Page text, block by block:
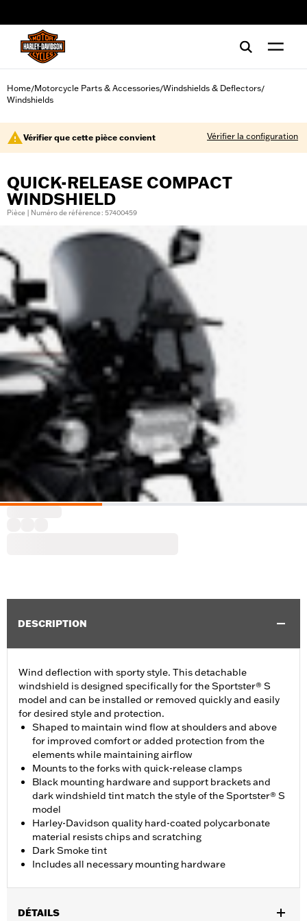
Home/Motorcycle Parts & Accessories/Windshields & Deflectors/
Windshields
Vérifier que cette pièce convient Vérifier la configuration
QUICK-RELEASE COMPACT
WINDSHIELD
Pièce | Numéro de référence : 57400459
DESCRIPTION
Wind deflection with sporty style. This detachable
windshield is designed specifically for the Sportster® S
model and can be installed or removed quickly and easily
for desired style and protection.
Shaped to maintain wind flow at shoulders and above
for improved comfort or added protection from the
elements while maintaining airflow
Mounts to the forks with quick-release clamps
Black mounting hardware and support brackets and
dark windshield tint match the style of the Sportster® S
model
Harley-Davidson quality hard-coated polycarbonate
material resists chips and scratching
Dark Smoke tint
Includes all necessary mounting hardware
DÉTAILS